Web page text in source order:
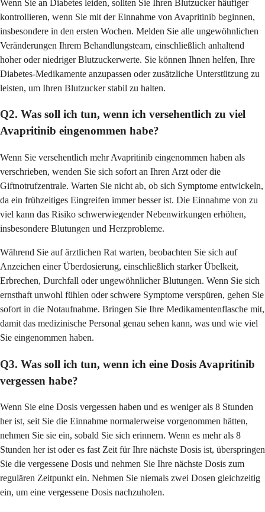
Wenn Sie an Diabetes leiden, sollten Sie Ihren Blutzucker häufiger
kontrollieren, wenn Sie mit der Einnahme von Avapritinib beginnen,
insbesondere in den ersten Wochen. Melden Sie alle ungewöhnlichen
Veränderungen Ihrem Behandlungsteam, einschließlich anhaltend
hoher oder niedriger Blutzuckerwerte. Sie können Ihnen helfen, Ihre
Diabetes-Medikamente anzupassen oder zusätzliche Unterstützung zu
leisten, um Ihren Blutzucker stabil zu halten.
Q2. Was soll ich tun, wenn ich versehentlich zu viel
Avapritinib eingenommen habe?
Wenn Sie versehentlich mehr Avapritinib eingenommen haben als
verschrieben, wenden Sie sich sofort an Ihren Arzt oder die
Giftnotrufzentrale. Warten Sie nicht ab, ob sich Symptome entwickeln,
da ein frühzeitiges Eingreifen immer besser ist. Die Einnahme von zu
viel kann das Risiko schwerwiegender Nebenwirkungen erhöhen,
insbesondere Blutungen und Herzprobleme.
Während Sie auf ärztlichen Rat warten, beobachten Sie sich auf
Anzeichen einer Überdosierung, einschließlich starker Übelkeit,
Erbrechen, Durchfall oder ungewöhnlicher Blutungen. Wenn Sie sich
ernsthaft unwohl fühlen oder schwere Symptome verspüren, gehen Sie
sofort in die Notaufnahme. Bringen Sie Ihre Medikamentenflasche mit,
damit das medizinische Personal genau sehen kann, was und wie viel
Sie eingenommen haben.
Q3. Was soll ich tun, wenn ich eine Dosis Avapritinib
vergessen habe?
Wenn Sie eine Dosis vergessen haben und es weniger als 8 Stunden
her ist, seit Sie die Einnahme normalerweise vorgenommen hätten,
nehmen Sie sie ein, sobald Sie sich erinnern. Wenn es mehr als 8
Stunden her ist oder es fast Zeit für Ihre nächste Dosis ist, überspringen
Sie die vergessene Dosis und nehmen Sie Ihre nächste Dosis zum
regulären Zeitpunkt ein. Nehmen Sie niemals zwei Dosen gleichzeitig
ein, um eine vergessene Dosis nachzuholen.